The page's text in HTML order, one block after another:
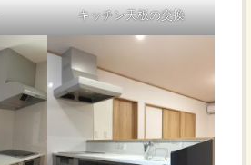
キッチン天板の交換